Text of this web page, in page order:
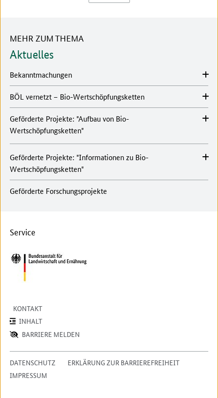
MEHR ZUM THEMA
Aktuelles
Bekanntmachungen
BÖL vernetzt – Bio-Wertschöpfungsketten
Geförderte Projekte: "Aufbau von Bio-
Wertschöpfungsketten"
Geförderte Projekte: "Informationen zu Bio-
Wertschöpfungsketten"
Geförderte Forschungsprojekte
Service
KONTAKT
INHALT
BARRIERE MELDEN
DATENSCHUTZ
ERKLÄRUNG ZUR BARRIEREFREIHEIT
IMPRESSUM